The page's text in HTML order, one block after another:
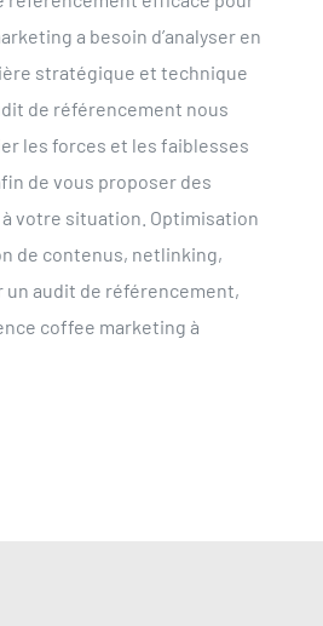
a besoin d’analyser en
stratégique et technique
de référencement nous
les forces et les faiblesses
de vous proposer des
votre situation. Optimisation
de contenus, netlinking,
audit de référencement,
coffee marketing à